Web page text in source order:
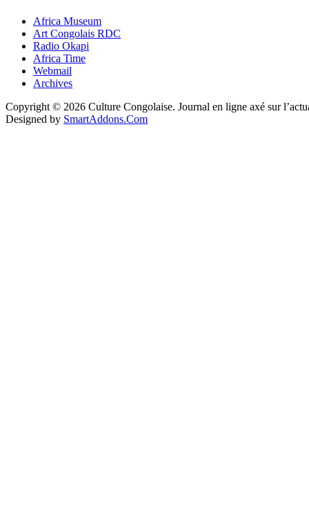
Africa Museum
Art Congolais RDC
Radio Okapi
Africa Time
Webmail
Archives
Copyright © 2026 Culture Congolaise. Journal en ligne axé sur
Designed by SmartAddons.Com